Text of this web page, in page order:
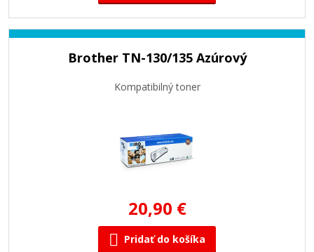
Brother TN-130/135 Azúrový
Kompatibilný toner
20,90 €
Pridať do košíka